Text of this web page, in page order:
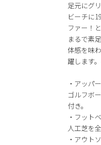
足元にグ
ビーチに
ファー！
まるで素
体感を味
躍します
・アッパー
ゴルフボ
付き。
・フット
人工芝を
・アウト